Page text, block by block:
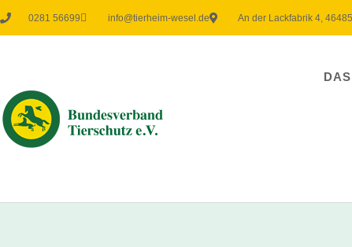
0281 56699 info@tierheim-wesel.de An der Lackfabrik 4,